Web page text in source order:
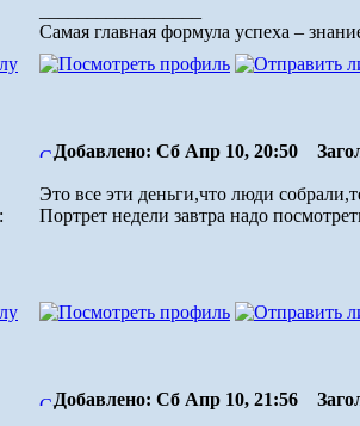
Самая главная формула успеха –
Добавлено: Сб Апр 10, 20:50
Это все эти деньги,что люди
Портрет недели завтра надо
Добавлено: Сб Апр 10, 21:56